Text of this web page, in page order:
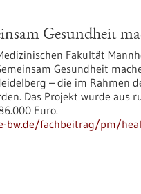
Gesundheit
Fakultät
Gesundheit
– die im Rahmen
Das Projekt wurde
Euro.
fachbeitrag/pm/